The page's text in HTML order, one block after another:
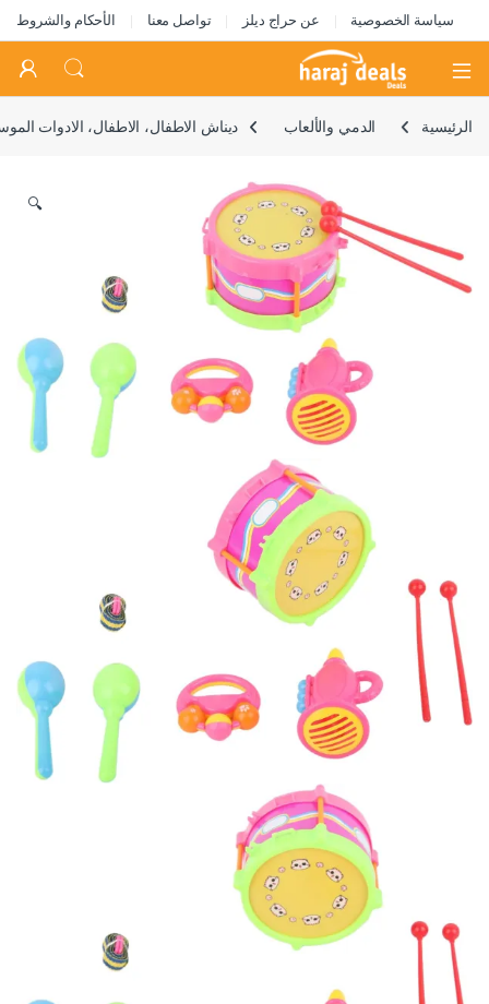
سياسة الخصوصية عن حراج ديلز تواصل معنا الأحكام والشروط
Open
الرئيسية الدمي والألعاب ديناش الاطفال، الاطفال، الادوات
🔍